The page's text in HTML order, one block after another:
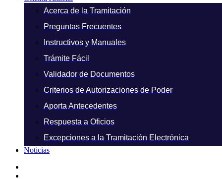
Acerca de la Tramitación
Preguntas Frecuentes
Instructivos y Manuales
Trámite Fácil
Validador de Documentos
Criterios de Autorizaciones de Poder
Aporta Antecedentes
Respuesta a Oficios
Excepciones a la Tramitación Electrónica
Noticias